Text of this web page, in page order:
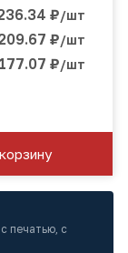
₽/шт
₽/шт
177.07 ₽/шт
печатью, с